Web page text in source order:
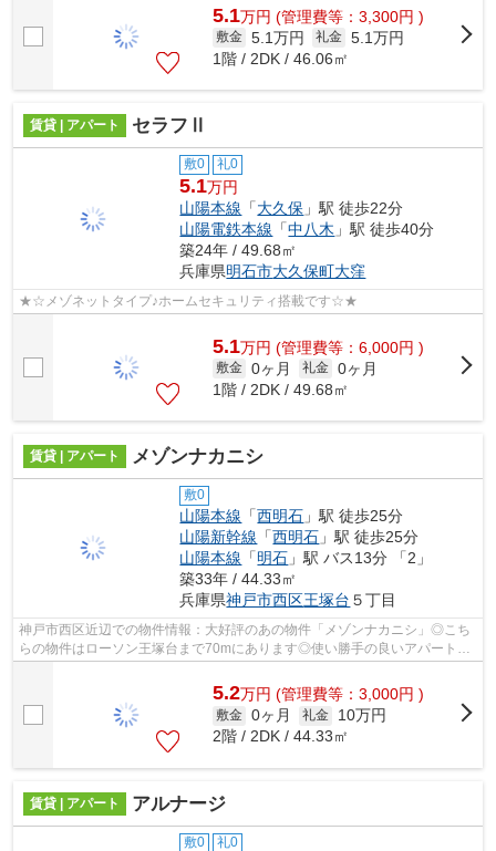
5.1万円 (管理費等：3,300円 )
敷金 5.1万円 礼金 5.1万円
1階 / 2DK / 46.06㎡
賃貸 | アパート セラフⅡ
敷0 礼0
5.1万円
山陽本線 「大久保 」駅 徒歩22分
山陽電鉄本線 「中八木 」駅 徒歩40分
築24年 / 49.68㎡
兵庫県明石市大久保町大窪
★☆メゾネットタイプ♪ホームセキュリティ搭載です☆★
5.1万円 (管理費等：6,000円 )
敷金 0ヶ月 礼金 0ヶ月
1階 / 2DK / 49.68㎡
賃貸 | アパート メゾンナカニシ
敷0
山陽本線 「西明石 」駅 徒歩25分
山陽新幹線 「西明石 」駅 徒歩25分
山陽本線 「明石 」駅 バス13分 「2」
築33年 / 44.33㎡
兵庫県神戸市西区王塚台 ５丁目
神戸市西区近辺での物件情報：大好評のあの物件「メゾンナカニシ」◎こち
らの物件はローソン王塚台まで70mにあります◎使い勝手の良いアパートで
5.2万円 (管理費等：3,000円 )
敷金 0ヶ月 礼金
10万円
2階 / 2DK / 44.33㎡
賃貸 | アパート アルナージ
敷0 礼0